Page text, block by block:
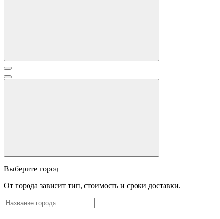
Выберите город
От города зависит тип, стоимость и сроки доставки.